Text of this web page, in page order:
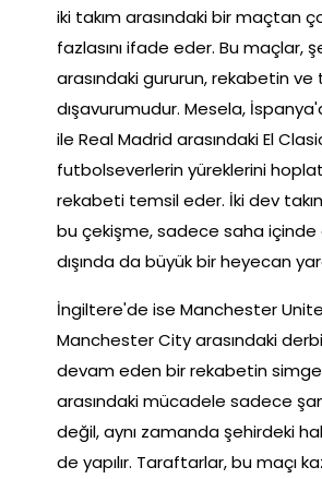
iki takım arasındaki bir maçtan
fazlasını ifade eder. Bu maçlar,
arasındaki gururun, rekabetin
dışavurumudur. Mesela,
ile Real Madrid arasındaki El
futbolseverlerin yüreklerini
rekabeti temsil eder. İki dev
bu çekişme, sadece saha içinde
dışında da büyük bir heyecan
İngiltere'de ise Manchester
Manchester City arasındaki derbi,
devam eden bir rekabetin
arasındaki mücadele sadece
değil, aynı zamanda şehirdeki
de yapılır. Taraftarlar, bu maçı